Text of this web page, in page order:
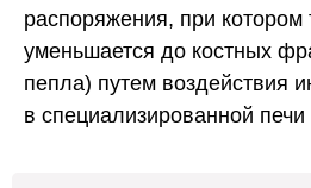
распоряжения, при котором
уменьшается до костных
пепла) путем воздействия
в специализированной